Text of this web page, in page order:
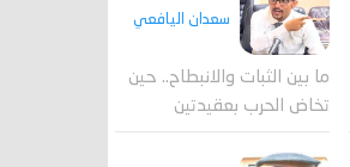
سعدان اليافعي
ما بين الثبات والانبطاح.. حين
تخاض الحرب بعقيدتين